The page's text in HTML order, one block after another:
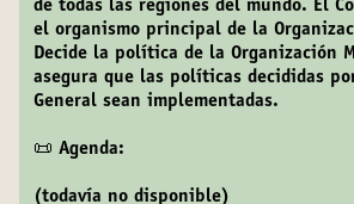
de todas las regiones del mundo. El
el organismo principal de la
Decide la política de la Organización
asegura que las políticas decididas
General sean implementadas.
📜 Agenda:
(todavía no disponible)